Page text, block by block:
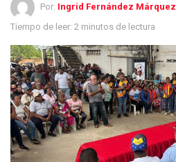
Por: Ingrid Fernández Márquez
Tiempo de leer: 2 minutos de lectura